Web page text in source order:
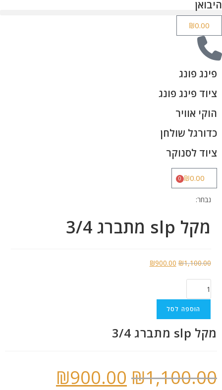
היבואן
₪0.00
פינג פונג
ציוד פינג פונג
הוקי אוויר
כדורגל שולחן
ציוד לסנוקר
₪0.00
0
נבחר:
מקל slp מתברג 3/4
₪1,100.00
₪900.00
הוספה לסל
מקל slp מתברג 3/4
₪1,100.00
₪900.00